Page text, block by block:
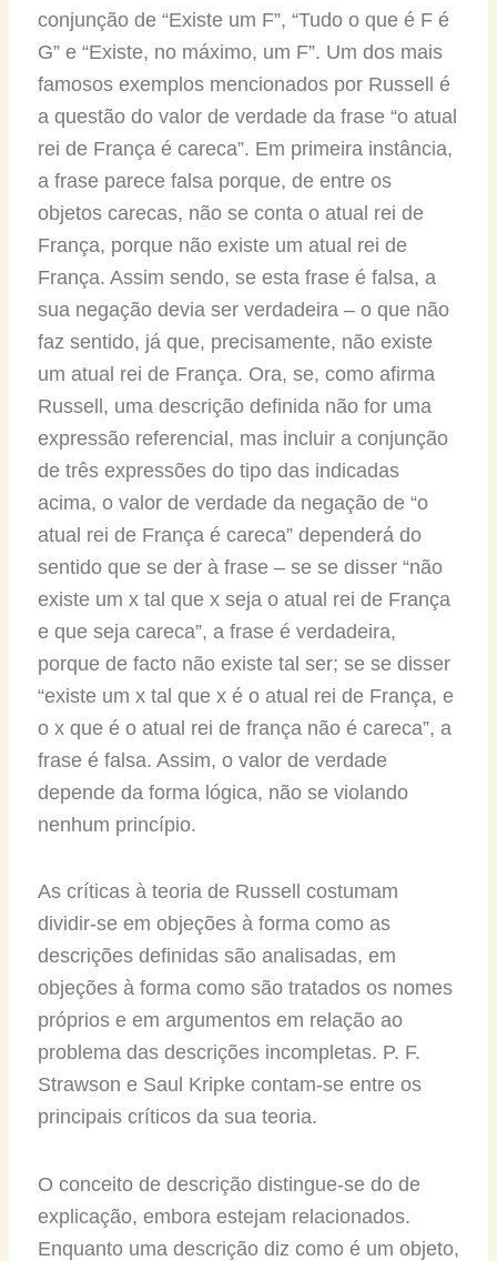
conjunção de “Existe um F”, “Tudo o que é F é
G” e “Existe, no máximo, um F”. Um dos mais
famosos exemplos mencionados por Russell é
a questão do valor de verdade da frase “o atual
rei de França é careca”. Em primeira instância,
a frase parece falsa porque, de entre os
objetos carecas, não se conta o atual rei de
França, porque não existe um atual rei de
França. Assim sendo, se esta frase é falsa, a
sua negação devia ser verdadeira – o que não
faz sentido, já que, precisamente, não existe
um atual rei de França. Ora, se, como afirma
Russell, uma descrição definida não for uma
expressão referencial, mas incluir a conjunção
de três expressões do tipo das indicadas
acima, o valor de verdade da negação de “o
atual rei de França é careca” dependerá do
sentido que se der à frase – se se disser “não
existe um x tal que x seja o atual rei de França
e que seja careca”, a frase é verdadeira,
porque de facto não existe tal ser; se se disser
“existe um x tal que x é o atual rei de França, e
o x que é o atual rei de frança não é careca”, a
frase é falsa. Assim, o valor de verdade
depende da forma lógica, não se violando
nenhum princípio.
As críticas à teoria de Russell costumam
dividir-se em objeções à forma como as
descrições definidas são analisadas, em
objeções à forma como são tratados os nomes
próprios e em argumentos em relação ao
problema das descrições incompletas. P. F.
Strawson e Saul Kripke contam-se entre os
principais críticos da sua teoria.
O conceito de descrição distingue-se do de
explicação, embora estejam relacionados.
Enquanto uma descrição diz como é um objeto,